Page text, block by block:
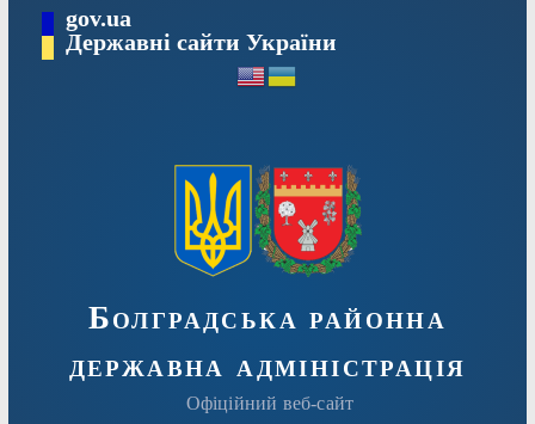
Перейтиgov.ua
Державні сайти України
Болградська районна
державна адміністрація
Офіційний веб-сайт